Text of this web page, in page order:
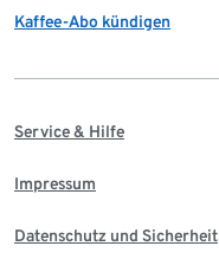
Kaffee-Abo kündigen
Service & Hilfe
Impressum
Datenschutz und Sicherheit